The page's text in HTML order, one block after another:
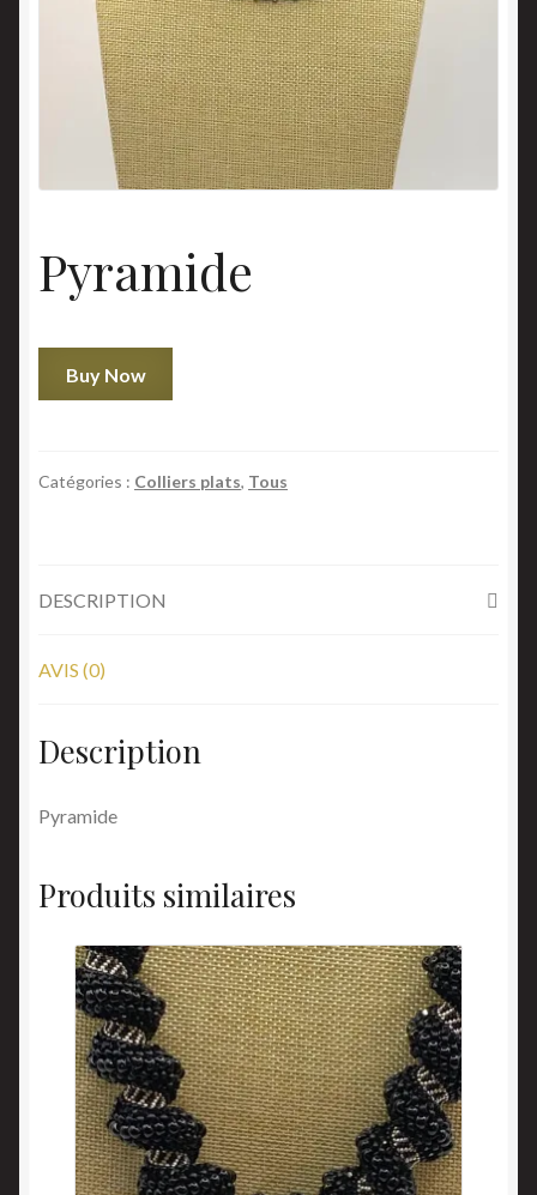
Politique en matière de remboursements et de retours
Validation de la commande
Pyramide
Buy Now
Catégories : Colliers plats, Tous
DESCRIPTION
AVIS (0)
Description
Pyramide
Produits similaires